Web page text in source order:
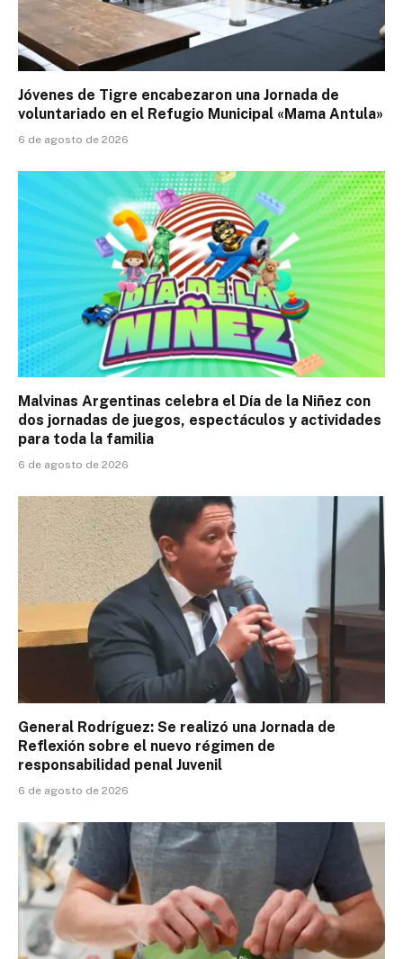
Jóvenes de Tigre encabezaron una Jornada de
voluntariado en el Refugio Municipal «Mama Antula»
6 de agosto de 2026
Malvinas Argentinas celebra el Día de la Niñez con
dos jornadas de juegos, espectáculos y actividades
para toda la familia
6 de agosto de 2026
General Rodríguez: Se realizó una Jornada de
Reflexión sobre el nuevo régimen de
responsabilidad penal Juvenil
6 de agosto de 2026